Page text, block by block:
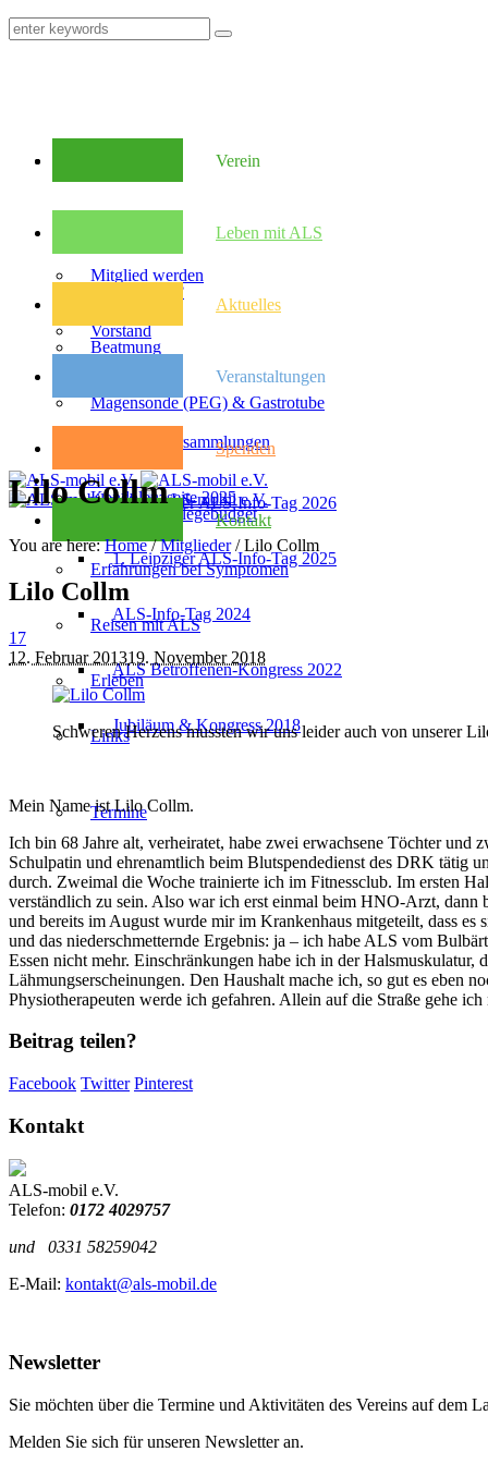
Verein
Mitglied werden
Vorstand
Mitglieder­versammlungen
Kondolenzseite 2025
Leben mit ALS
Was ist ALS?
Beatmung
Magensonde (PEG) & Gastrotube
Checkliste Pflegebudget
Erfahrungen bei Symptomen
Reisen mit ALS
Erleben
Links
Aktuelles
Veranstaltungen
2. Leipziger ALS-Info-Tag 2026
1. Leipziger ALS-Info-Tag 2025
ALS-Info-Tag 2024
ALS Betroffenen-Kongress 2022
Jubiläum & Kongress 2018
Termine
Spenden
Kontakt
Lilo Collm
You are here:Home /Mitglieder /Lilo Collm
Lilo Collm
17
12. Februar 201319. November 2018
Schweren Herzens mussten wir uns leider auch von unserer
Mein Name ist Lilo Collm.
Ich bin 68 Jahre alt, verheiratet, habe zwei erwachsene Töchter und
Schulpatin und ehrenamtlich beim Blutspendedienst des DRK tätig
durch. Zweimal die Woche trainierte ich im Fitnessclub. Im ersten
verständlich zu sein. Also war ich erst einmal beim HNO-Arzt, dann
und bereits im August wurde mir im Krankenhaus mitgeteilt, dass
und das niederschmetternde Ergebnis: ja – ich habe ALS vom
Essen nicht mehr. Einschränkungen habe ich in der
Lähmungserscheinungen. Den Haushalt mache ich, so gut es eben
Physiotherapeuten werde ich gefahren. Allein auf die Straße gehe
Beitrag teilen?
Facebook Twitter Pinterest
Kontakt
ALS-mobil e.V.
Telefon: 0172 4029757
und 0331 58259042
E-Mail: kontakt@als-mobil.de
Newsletter
Sie möchten über die Termine und Aktivitäten des Vereins auf dem
Melden Sie sich für unseren Newsletter an.